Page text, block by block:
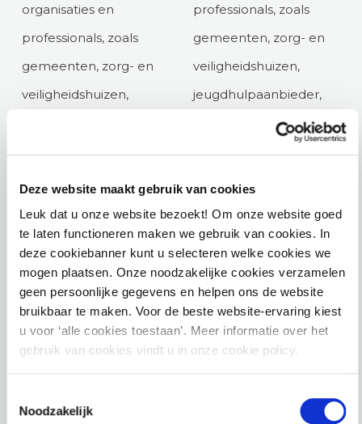
Deze website maakt gebruik van cookies
Leuk dat u onze website bezoekt! Om onze website goed
te laten functioneren maken we gebruik van cookies. In
deze cookiebanner kunt u selecteren welke cookies we
mogen plaatsen. Onze noodzakelijke cookies verzamelen
geen persoonlijke gegevens en helpen ons de website
bruikbaar te maken. Voor de beste website-ervaring kiest
u voor ‘alle cookies toestaan’. Meer informatie over het
gebruik van cookies vindt u in onze cookie policy.
Noodzakelijk
organisaties en
professionals, zoals
gemeenten, zorg- en
veiligheidshuizen,
verbindt domeinen,
perspectieven en het
Met als gezamenlijk
doel het goed
ondersteunen van
volwassenen die zorg
professionals, zoals
gemeenten, zorg- en
veiligheidshuizen,
jeugdhulpaanbieder,
jeugdbescherming en
perspectieven en het
recht met de praktijk.
doel het goed
ondersteunen van
kinderen, jongeren en
en bescherming nodig